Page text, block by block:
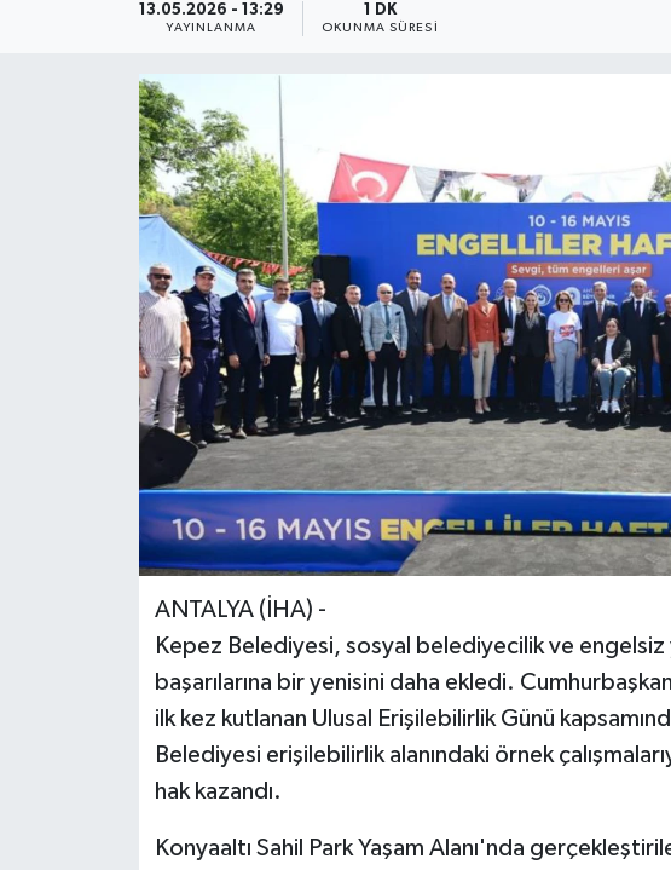
13.05.2026 - 13:29
YAYINLANMA
1 DK
OKUNMA SÜRESI
ANTALYA (İHA) -
Kepez Belediyesi, sosyal belediyecilik ve engelsiz
başarılarına bir yenisini daha ekledi.
ilk kez kutlanan Ulusal Erişilebilirlik Günü
Belediyesi erişilebilirlik alanındaki örnek
hak kazandı.
Konyaaltı Sahil Park Yaşam Alanı'nda